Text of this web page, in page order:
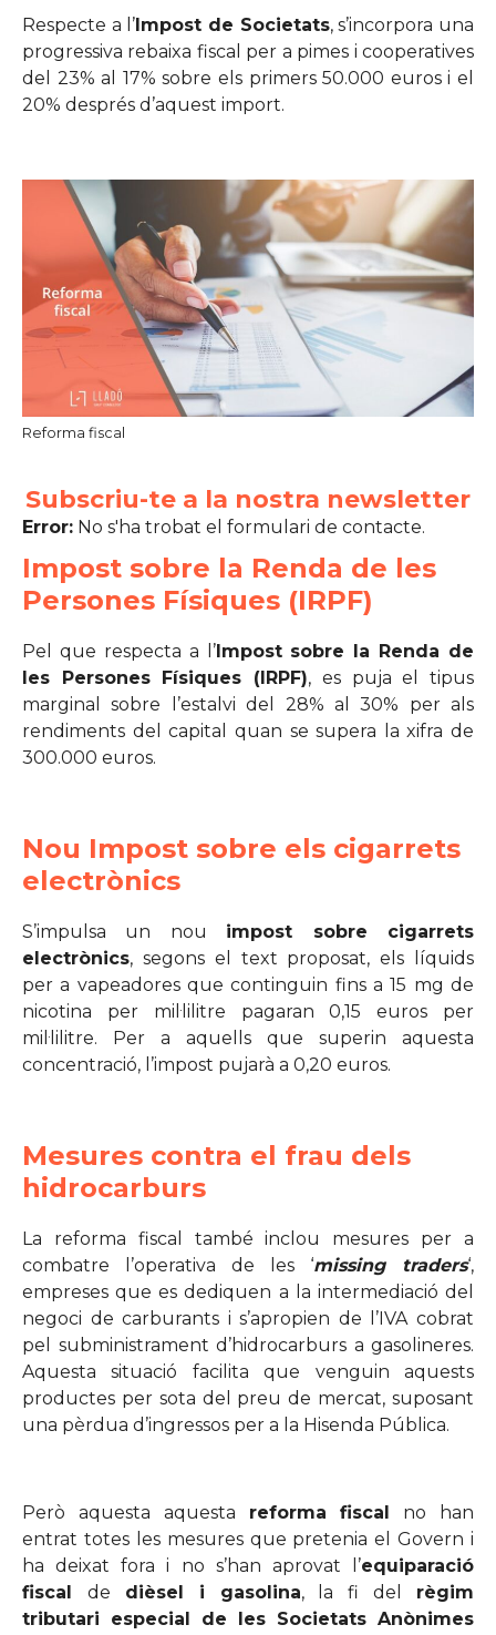
Respecte a l’Impost de Societats, s’incorpora una
progressiva rebaixa fiscal per a pimes i cooperatives
del 23% al 17% sobre els primers 50.000 euros i el
20% després d’aquest import.
Reforma fiscal
Subscriu-te a la nostra newsletter
Error: No s'ha trobat el formulari de contacte.
Impost sobre la Renda de les
Persones Físiques (IRPF)
Pel que respecta a l’Impost sobre la Renda de
les Persones Físiques (IRPF), es puja el tipus
marginal sobre l’estalvi del 28% al 30% per als
rendiments del capital quan se supera la xifra de
300.000 euros.
Nou Impost sobre els cigarrets
electrònics
S’impulsa un nou impost sobre cigarrets
electrònics, segons el text proposat, els líquids
per a vapeadores que continguin fins a 15 mg de
nicotina per mil·lilitre pagaran 0,15 euros per
mil·lilitre. Per a aquells que superin aquesta
concentració, l’impost pujarà a 0,20 euros.
Mesures contra el frau dels
hidrocarburs
La reforma fiscal també inclou mesures per a
combatre l’operativa de les ‘missing traders‘,
empreses que es dediquen a la intermediació del
negoci de carburants i s’apropien de l’IVA cobrat
pel subministrament d’hidrocarburs a gasolineres.
Aquesta situació facilita que venguin aquests
productes per sota del preu de mercat, suposant
una pèrdua d’ingressos per a la Hisenda Pública.
Però aquesta aquesta reforma fiscal no han
entrat totes les mesures que pretenia el Govern i
ha deixat fora i no s’han aprovat l’equiparació
fiscal de dièsel i gasolina, la fi del règim
tributari especial de les Societats Anònimes